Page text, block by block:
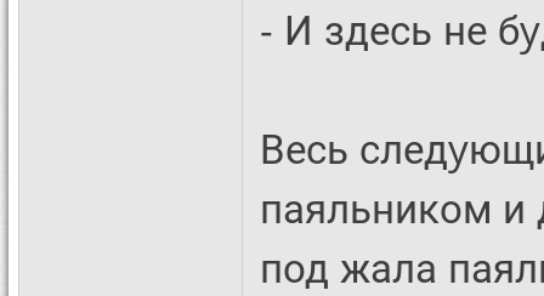
- И здесь не
Весь
паяльником
под жала